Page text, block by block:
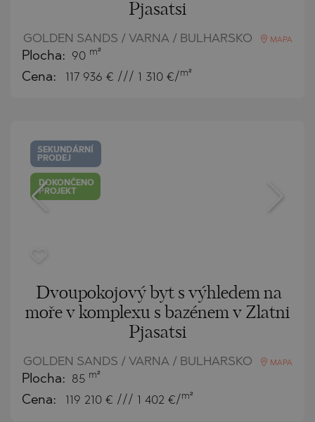
Pjasatsi
GOLDEN SANDS / VARNA / BULHARSKO MAPA
Plocha: 90 m²
Cena: 117 936 € /// 1 310 €/ m²
SEKUNDÁRNÍ
PRODEJ
DOKONČENO
PROJEKT
Dvoupokojový byt s výhledem na
moře v komplexu s bazénem v Zlatni
Pjasatsi
GOLDEN SANDS / VARNA / BULHARSKO MAPA
Plocha: 85 m²
Cena: 119 210 € /// 1 402 €/ m²